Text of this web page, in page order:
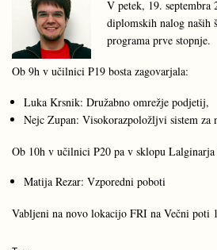
V petek, 19.
diplomskih nalog naših
programa prve stopnje.
Ob 9h v učilnici P19 bosta zagovarjala:
Luka Krsnik: Družabno omrežje podjetij,
Nejc Zupan: Visokorazpoložljvi sistem za
Ob 10h v učilnici P20 pa v sklopu Lalginarja
Matija Rezar: Vzporedni poboti
Vabljeni na novo lokacijo FRI na Večni poti